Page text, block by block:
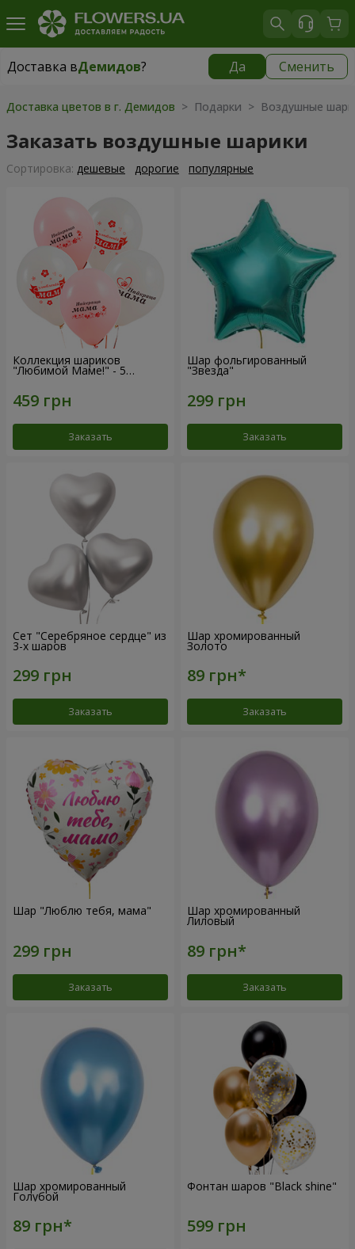
Доставка вДемидов? Да Сменить
Доставка вДемидов|
Доставка цветов в г. Демидов > Подарки > Воздушные
Заказать воздушные шарики
Cортировка: дешевые дорогие популярные
Коллекция шариков
"Любимой Маме!" - 5
Заказать
Шар фольгированный
"Звезда"
Заказать
Сет "Серебряное сердце" из
3-х шаров
Заказать
Шар хромированный
Золото
Заказать
Шар "Люблю тебя, мама"
Заказать
Шар хромированный
Лиловый
Заказать
Шар хромированный
Голубой
Фонтан шаров "Black shine"